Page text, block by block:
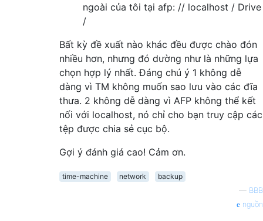
ngoài của tôi tại afp: // localhost / Drive
/
Bất kỳ đề xuất nào khác đều được chào đón
nhiều hơn, nhưng đó dường như là những lựa
chọn hợp lý nhất. Đáng chú ý 1 không dễ
dàng vì TM không muốn sao lưu vào các đĩa
thưa. 2 không dễ dàng vì AFP không thể kết
nối với localhost, nó chỉ cho bạn truy cập các
tệp được chia sẻ cục bộ.
Gợi ý đánh giá cao! Cảm ơn.
time-machine network
backup
— BBB
nguồn